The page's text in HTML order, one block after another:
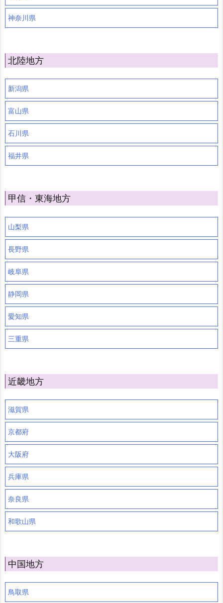
神奈川県
北陸地方
新潟県
富山県
石川県
福井県
甲信・東海地方
山梨県
長野県
岐阜県
静岡県
愛知県
三重県
近畿地方
滋賀県
京都府
大阪府
兵庫県
奈良県
和歌山県
中国地方
鳥取県